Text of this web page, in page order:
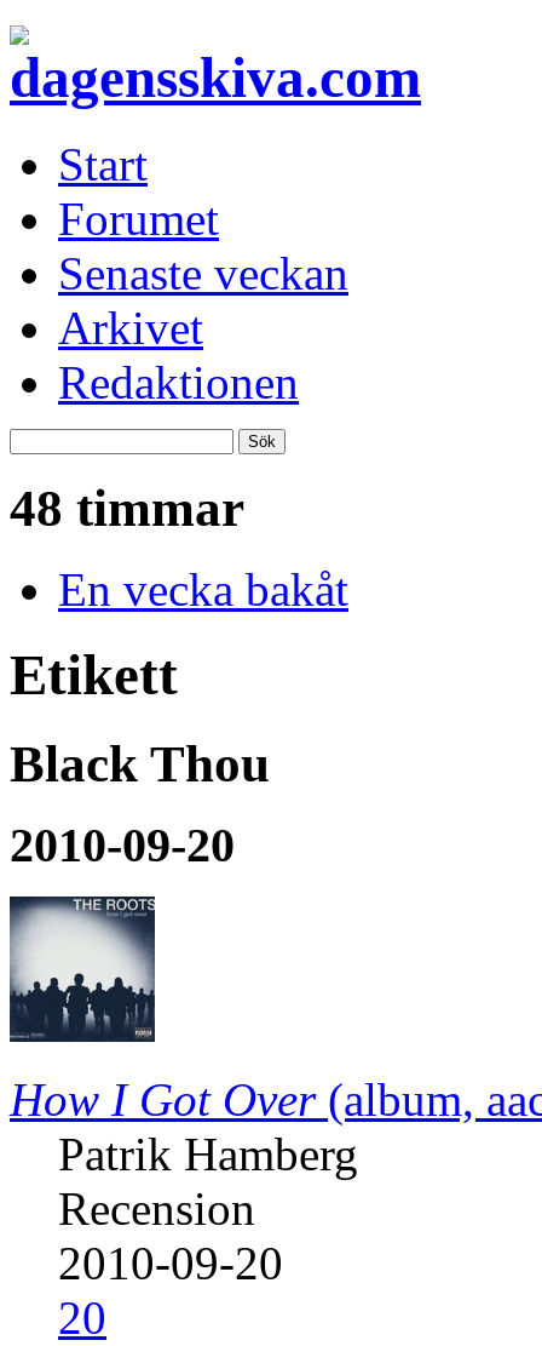
Start
Forumet
Senaste veckan
Arkivet
Redaktionen
48 timmar
En vecka bakåt
Etikett
Black Thou
2010-09-20
How I Got Over(album,
Patrik Hamberg
Recension
2010-09-20
20